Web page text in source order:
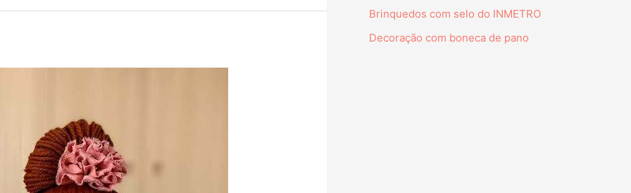
Brinquedos com selo do INMETRO
Decoração com boneca de pano